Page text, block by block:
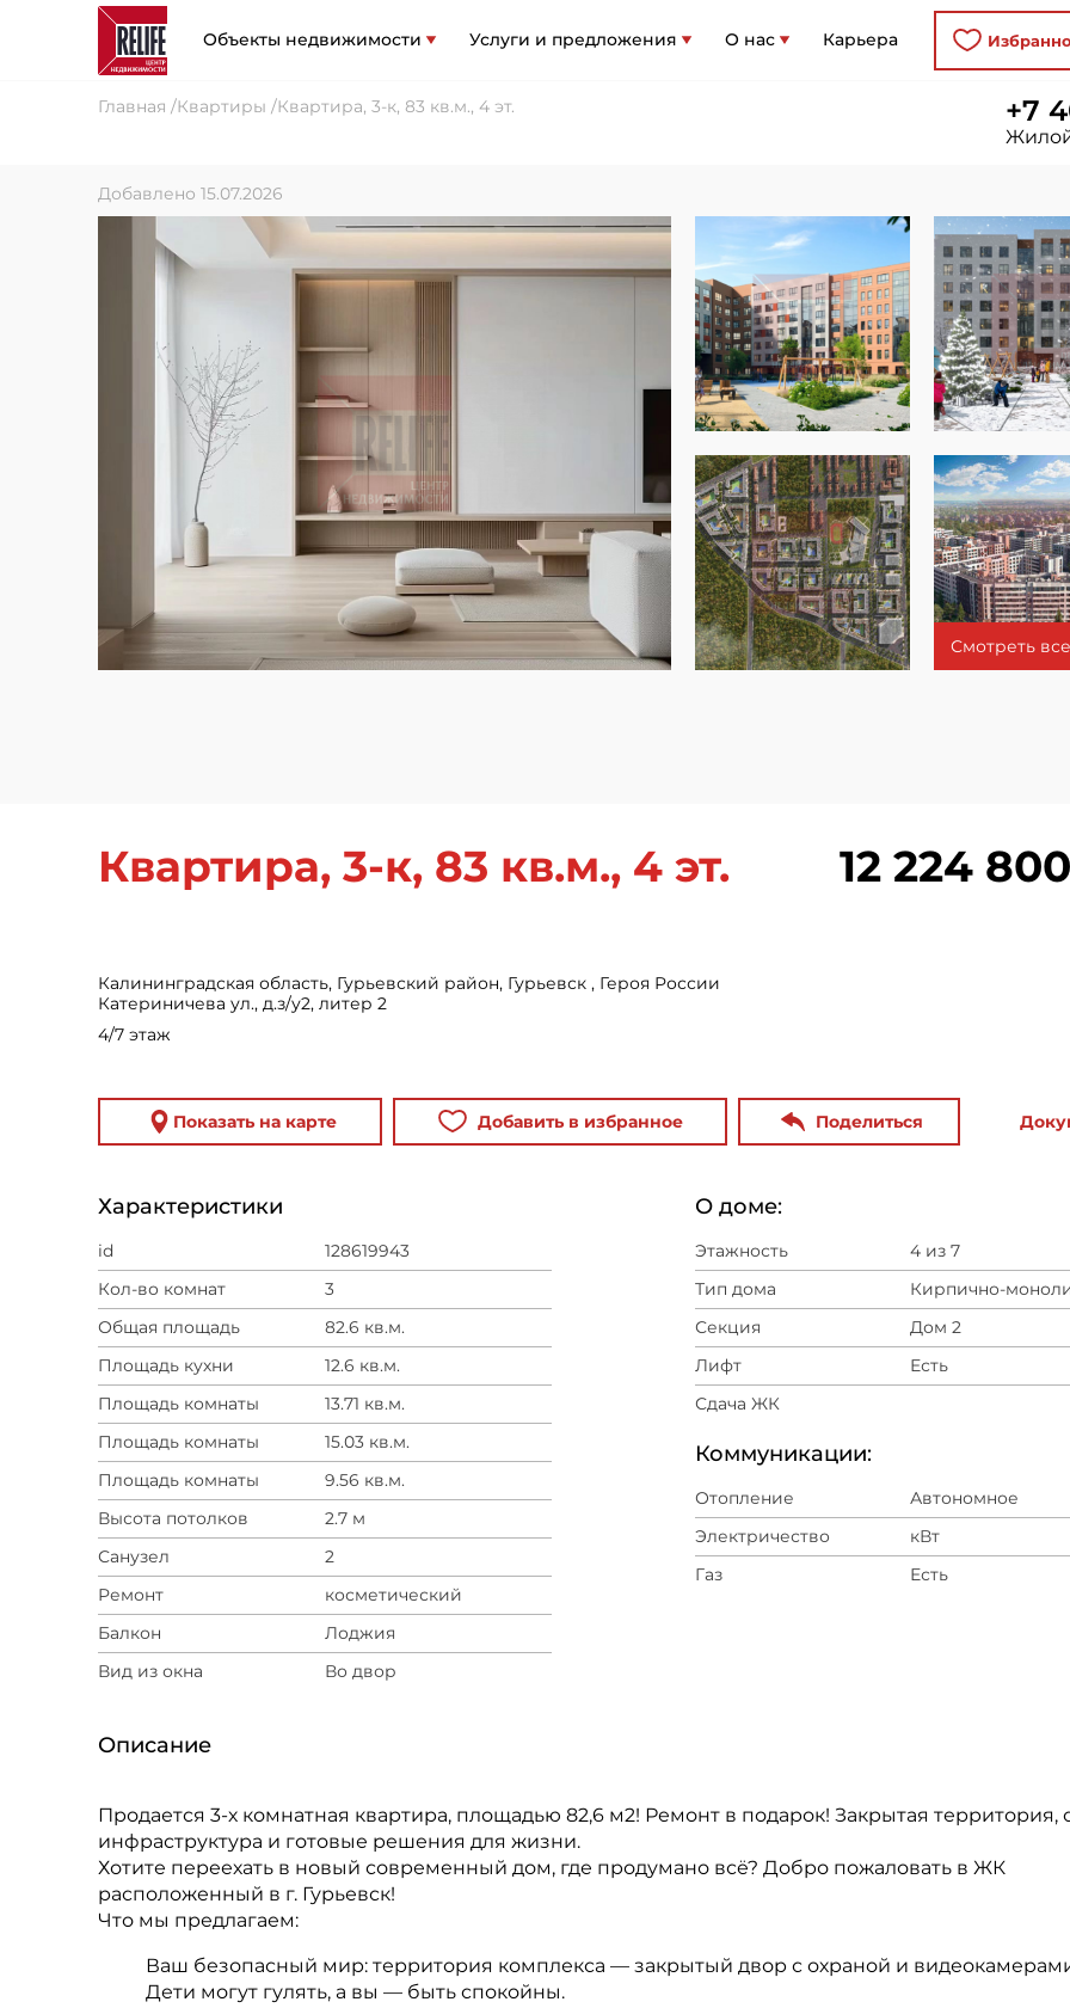
Объекты недвижимости Услуги и предложения О нас Карьера
Главная Квартиры Квартира, 3-к, 83 кв.м., 4 эт. +7
Добавлено 15.07.2026
Смотреть
Квартира, 3-к, 83 кв.м., 4 эт.
Калининградская область, Гурьевский район, Гурьевск , Героя России
Катериничева ул., д.з/у2, литер 2
4/7 этаж
12 224
Показать на карте Добавить в избранное Поделиться
Характеристики
id
128619943
Кол-во комнат
3
Общая площадь
82.6 кв.м.
Площадь кухни
12.6 кв.м.
Площадь комнаты
13.71 кв.м.
Площадь комнаты
15.03 кв.м.
Площадь комнаты
9.56 кв.м.
Высота потолков
2.7 м
Санузел
2
Ремонт
косметический
Балкон
Лоджия
Вид из окна
Во двор
О доме:
Этажность
4 из 7
Тип дома
Кирпично-
Секция
Дом 2
Лифт
Есть
Сдача ЖК
Коммуникации:
Отопление
Автономное
Электричество
кВт
Газ
Есть
Описание
Продается 3-х комнатная квартира, площадью 82,6 м2! Ремонт в подарок! Закрытая территория,
инфраструктура и готовые решения для жизни.
Хотите переехать в новый современный дом, где продумано всё? Добро пожаловать в ЖК
расположенный в г. Гурьевск!
Что мы предлагаем:
Ваш безопасный мир: территория комплекса — закрытый двор с охраной и
Дети могут гулять, а вы — быть спокойны.